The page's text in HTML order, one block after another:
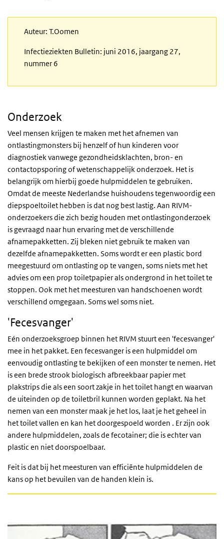
Auteur: T.Oomen
Infectieziekten Bulletin: juni 2016, jaargang 27,
nummer 6
Onderzoek
Veel mensen krijgen te maken met het afnemen van
ontlastingmonsters bij henzelf of hun kinderen voor
diagnostiek vanwege gezondheidsklachten, bron- en
contactopsporing of wetenschappelijk onderzoek. Het is
belangrijk om hierbij goede hulpmiddelen te gebruiken.
Omdat de meeste Nederlandse huishoudens tegenwoordig een
diepspoeltoilet hebben is dat nog best lastig. Aan RIVM-
onderzoekers die zich bezig houden met ontlastingonderzoek
is gevraagd naar hun ervaring met de verschillende
afnamepakketten. Zij bleken niet gebruik te maken van
dezelfde afnamepakketten. Soms wordt er een plastic bord
meegestuurd om ontlasting op te vangen, soms niets met het
advies om een prop toiletpapier als ondergrond in het toilet te
stoppen. Ook met het meesturen van handschoenen wordt
verschillend omgegaan. Soms wel soms niet.
'Fecesvanger'
Eén onderzoeksgroep binnen het RIVM stuurt een 'fecesvanger'
mee in het pakket. Een fecesvanger is een hulpmiddel om
eenvoudig ontlasting te bekijken of een monster te nemen. Het
is een brede strook biologisch afbreekbaar papier met
plakstrips die als een soort zakje in het toilet hangt en waarvan
de uiteinden op de toiletbril kunnen worden geplakt. Na het
nemen van een monster maak je het los, laat je het geheel in
het toilet vallen en kan het doorgespoeld worden . Er zijn ook
andere hulpmiddelen, zoals de fecotainer; die is echter van
plastic en niet doorspoelbaar.
Feit is dat bij het meesturen van efficiënte hulpmiddelen de
kans op het bevuilen van de handen klein is.